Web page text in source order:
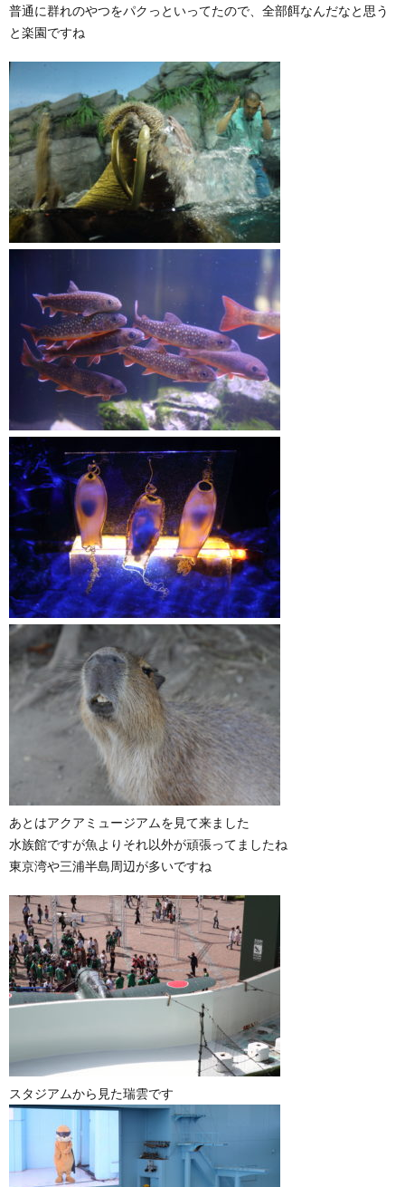
普通に群れのやつをパクっといってたので、全部餌なんだなと思う
と楽園ですね
あとはアクアミュージアムを見て来ました
水族館ですが魚よりそれ以外が頑張ってましたね
東京湾や三浦半島周辺が多いですね
スタジアムから見た瑞雲です